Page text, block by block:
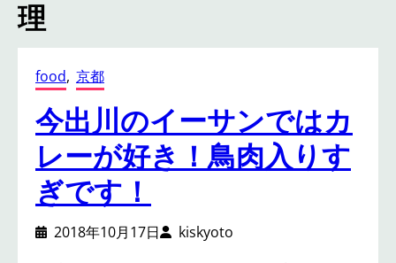
理
food, 京都
今出川のイーサンではカ
レーが好き！鳥肉入りす
ぎです！
2018年10月17日
kiskyoto